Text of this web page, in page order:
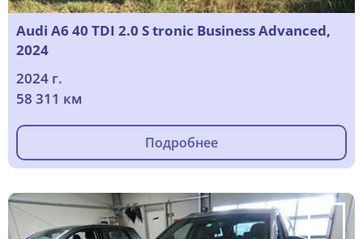
Audi A6 40 TDI 2.0 S tronic Business Advanced,
2024
2024 г.
58 311 км
Подробнее